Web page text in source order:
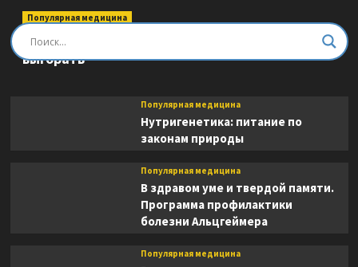
Популярная медицина
Быть врачом. Как помогать, развиваться и не
выгорать
Популярная медицина
Нутригенетика: питание по
законам природы
Популярная медицина
В здравом уме и твердой памяти.
Программа профилактики
болезни Альцгеймера
Популярная медицина